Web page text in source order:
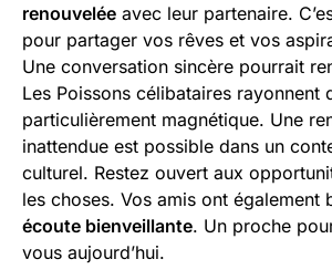
renouvelée avec leur partenaire.
pour partager vos rêves et vos
Une conversation sincère pourrait
Les Poissons célibataires rayonnent
particulièrement magnétique. Une
inattendue est possible dans un
culturel. Restez ouvert aux
les choses. Vos amis ont également
écoute bienveillante. Un proche
vous aujourd’hui.